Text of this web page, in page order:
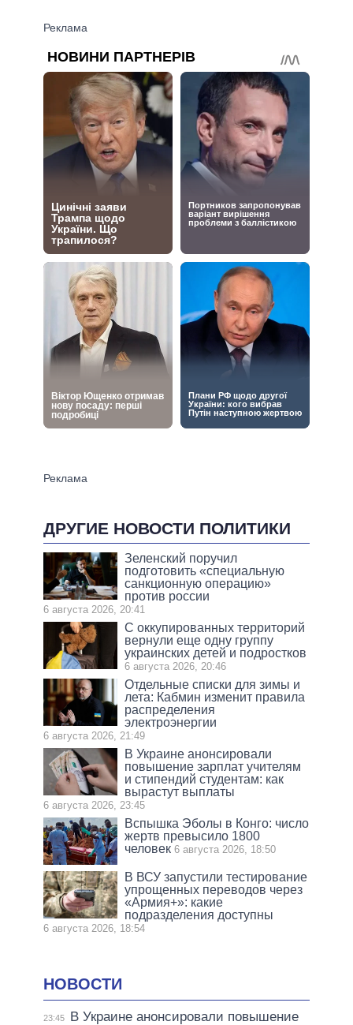
ДРУГИЕ НОВОСТИ ПОЛИТИКИ
Зеленский поручил
подготовить «специальную
санкционную операцию»
против россии
6 августа 2026, 20:41
С оккупированных территорий
вернули еще одну группу
украинских детей и подростков
6 августа 2026, 20:46
Отдельные списки для зимы и
лета: Кабмин изменит правила
распределения
электроэнергии
6 августа 2026, 21:49
В Украине анонсировали
повышение зарплат учителям
и стипендий студентам: как
вырастут выплаты
6 августа 2026, 23:45
Вспышка Эболы в Конго: число
жертв превысило 1800
человек 6 августа 2026, 18:50
В ВСУ запустили тестирование
упрощенных переводов через
«Армия+»: какие
подразделения доступны
6 августа 2026, 18:54
НОВОСТИ
23:45
В Украине анонсировали повышение